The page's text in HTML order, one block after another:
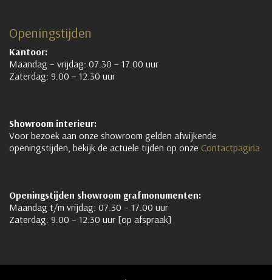
Openingstijden
Kantoor:
Maandag – vrijdag: 07.30 – 17.00 uur
Zaterdag: 9.00 – 12.30 uur
Showroom interieur:
Voor bezoek aan onze showroom gelden afwijkende
openingstijden, bekijk de actuele tijden op onze Contactpagina
Openingstijden showroom grafmonumenten:
Maandag t/m vrijdag: 07.30 – 17.00 uur
Zaterdag: 9.00 – 12.30 uur [op afspraak]